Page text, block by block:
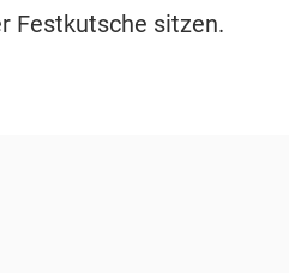
Festkutsche sitzen.